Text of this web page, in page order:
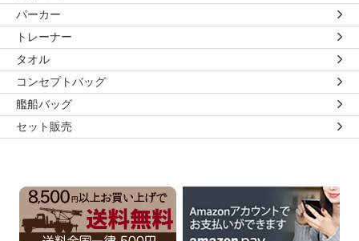
パーカー
トレーナー
タオル
コンセプトバッグ
艦船バッグ
セット販売